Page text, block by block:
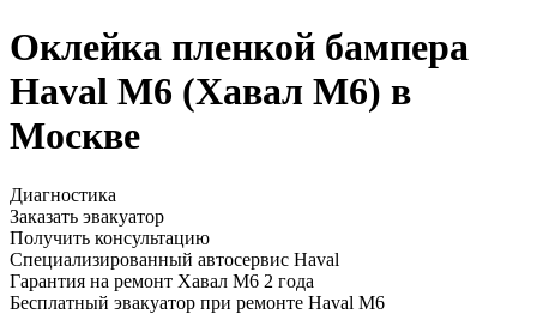
Оклейка пленкой бампера
Haval M6 (Хавал М6) в
Москве
Диагностика
Заказать эвакуатор
Получить консультацию
Специализированный автосервис Haval
Гарантия на ремонт Хавал М6 2 года
Бесплатный эвакуатор при ремонте Haval M6